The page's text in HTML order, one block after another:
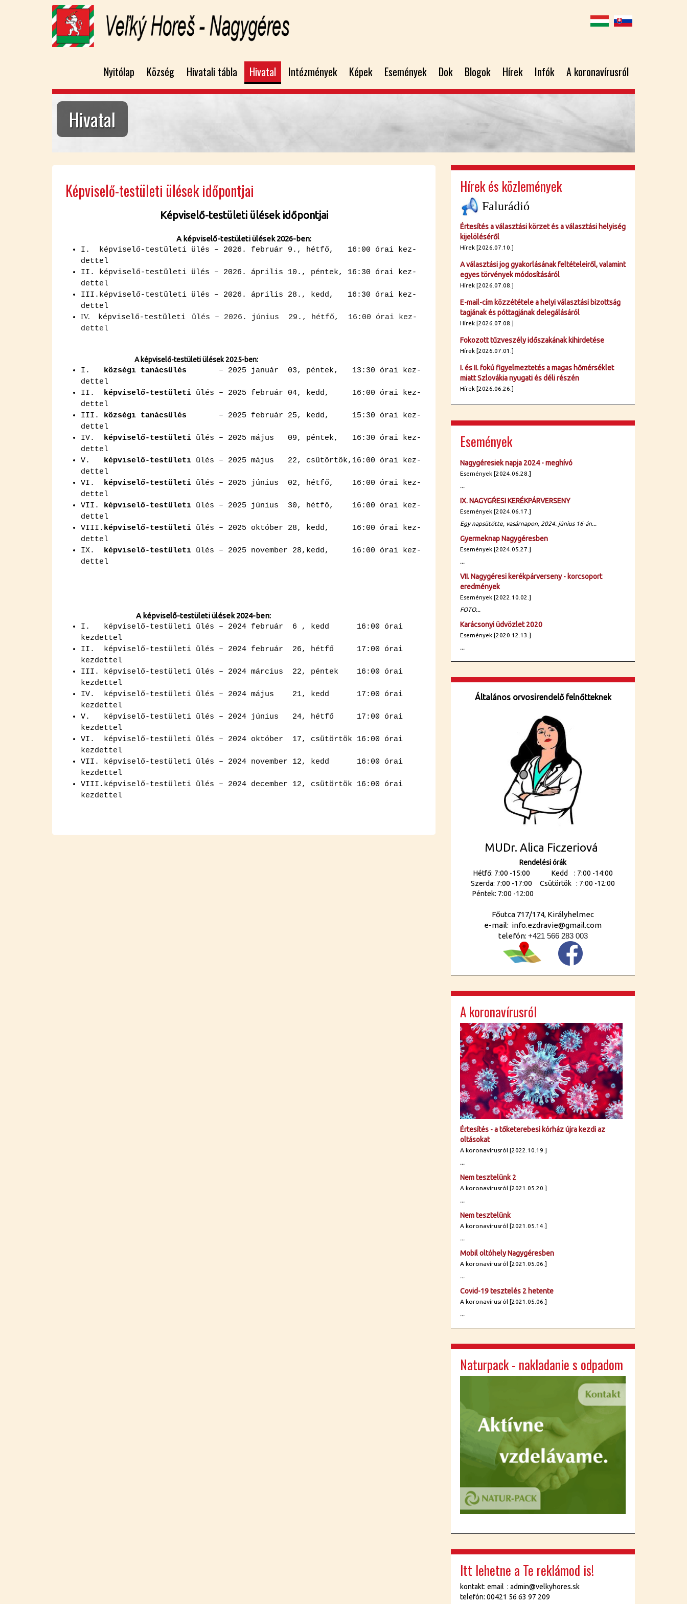
Nyitólap Község Hivatali tábla Hivatal Intézmények Képek Események Dok Blogok Hírek Infók A koronavírusról
Hivatal
Kép­vi­se­lő-tes­tü­le­ti ülé­sek idő­pont­jai
Kép­vi­se­lő-tes­tü­le­ti ülé­sek idő­pont­jai
A kép­vi­se­lő-tes­tü­le­ti ülé­sek 2026-ben:
I. kép­vi­se­lő-tes­tü­le­ti ülés – 2026. feb­ru­ár 9., hét­fő, 16:00 órai kez­
det­tel
II. kép­vi­se­lő-tes­tü­le­ti ülés – 2026. áp­ri­lis 10., pén­tek, 16:30 órai kez­
det­tel
III.kép­vi­se­lő-tes­tü­le­ti ülés – 2026. áp­ri­lis 28., kedd, 16:30 órai kez­
det­tel
IV. kép­vi­se­lő-tes­tü­le­ti
ülés – 2026. jú­ni­us 29., hét­fő, 16:00 órai kez­
det­tel
A kép­vi­se­lő-tes­tü­le­ti ülé­sek 2025-ben:
I. köz­sé­gi ta­nács­ülés – 2025 ja­nu­ár 03, pén­tek, 13:30 órai kez­
det­tel
II. kép­vi­se­lő-tes­tü­le­ti ülés – 2025 feb­ru­ár 04, kedd, 16:00 órai kez­
det­tel
III. köz­sé­gi ta­nács­ülés – 2025 feb­ru­ár 25, kedd, 15:30 órai kez­
det­tel
IV. kép­vi­se­lő-tes­tü­le­ti ülés – 2025 má­jus 09, pén­tek, 16:30 órai kez­
det­tel
V. kép­vi­se­lő-tes­tü­le­ti ülés – 2025 má­jus 22, csü­tör­tök,16:00 órai kez­
det­tel
VI. kép­vi­se­lő-tes­tü­le­ti ülés – 2025 jú­ni­us 02, hét­fő, 16:00 órai kez­
det­tel
VII. kép­vi­se­lő-tes­tü­le­ti ülés – 2025 jú­ni­us 30, hét­fő, 16:00 órai kez­
det­tel
VI­II. kép­vi­se­lő-tes­tü­le­ti ülés – 2025 ok­tó­ber 28, kedd, 16:00 órai kez­
det­tel
IX. kép­vi­se­lő-tes­tü­le­ti ülés – 2025 no­vem­ber 28,kedd, 16:00 órai kez­
det­tel
A kép­vi­se­lő-tes­tü­le­ti ülé­sek 2024-ben:
I. kép­vi­se­lő-tes­tü­le­ti ülés – 2024 feb­ru­ár 6 , kedd 16:00 órai
kez­det­tel
II. kép­vi­se­lő-tes­tü­le­ti ülés – 2024 feb­ru­ár 26, hét­fő 17:00 órai
kez­det­tel
III. kép­vi­se­lő-tes­tü­le­ti ülés – 2024 már­ci­us 22, pén­tek 16:00 órai
kez­det­tel
IV. kép­vi­se­lő-tes­tü­le­ti ülés – 2024 má­jus 21, kedd 17:00 órai
kez­det­tel
V. kép­vi­se­lő-tes­tü­le­ti ülés – 2024 jú­ni­us 24, hét­fő 17:00 órai
kez­det­tel
VI. kép­vi­se­lő-tes­tü­le­ti ülés – 2024 ok­tó­ber 17, csü­tör­tök 16:00 órai
kez­det­tel
VII. kép­vi­se­lő-tes­tü­le­ti ülés – 2024 no­vem­ber 12, kedd 16:00 órai
kez­det­tel
VI­II.kép­vi­se­lő-tes­tü­le­ti ülés – 2024 de­cem­ber 12, csü­tör­tök 16:00 órai
kez­det­tel
Hírek és közlemények
Falurádió
Értesítés a választási körzet és a választási helyiség
kijelöléséről
Hírek [2026.07.10.]
A választási jog gyakorlásának feltételeiről, valamint
egyes törvények módosításáról
Hírek [2026.07.08.]
E-mail-cím közzététele a helyi választási bizottság
tagjának és póttagjának delegálásáról
Hírek [2026.07.08.]
Fokozott tűzveszély időszakának kihirdetése
Hírek [2026.07.01.]
I. és II. fokú figyelmeztetés a magas hőmérséklet
miatt Szlovákia nyugati és déli részén
Hírek [2026.06.26.]
Események
Nagygéresiek napja 2024 - meghívó
Események [2024.06.28.]
...
IX. NAGYGŔESI KERÉKPÁRVERSENY
Események [2024.06.17.]
Egy napsütötte, vasárnapon, 2024. június 16-án...
Gyermeknap Nagygéresben
Események [2024.05.27.]
...
VII. Nagygéresi kerékpárverseny - korcsoport
eredmények
Események [2022.10.02.]
FOTO...
Karácsonyi üdvözlet 2020
Események [2020.12.13.]
...
Általános orvosirendelő felnőtteknek
MUDr. Alica Ficzeriová
Rendelési órák
Hétfő: 7:00 -15:00 Kedd : 7:00 -14:00
Szerda: 7:00 -17:00 Csütörtök : 7:00 -12:00
Péntek: 7:00 -12:00
Főutca 717/174, Királyhelmec
e-mail: info.ezdravie@gmail.com
telefón: +421 566 283 003
A koronavírusról
Értesítés - a tőketerebesi kórház újra kezdi az
oltásokat
A koronavírusról [2022.10.19.]
...
Nem tesztelünk 2
A koronavírusról [2021.05.20.]
...
Nem tesztelünk
A koronavírusról [2021.05.14.]
...
Mobil oltóhely Nagygéresben
A koronavírusról [2021.05.06.]
...
Covid-19 tesztelés 2 hetente
A koronavírusról [2021.05.06.]
...
Naturpack - nakladanie s odpadom
Itt lehetne a Te reklámod is!
kontakt: email : admin@velkyhores.sk
telefón: 00421 56 63 97 209